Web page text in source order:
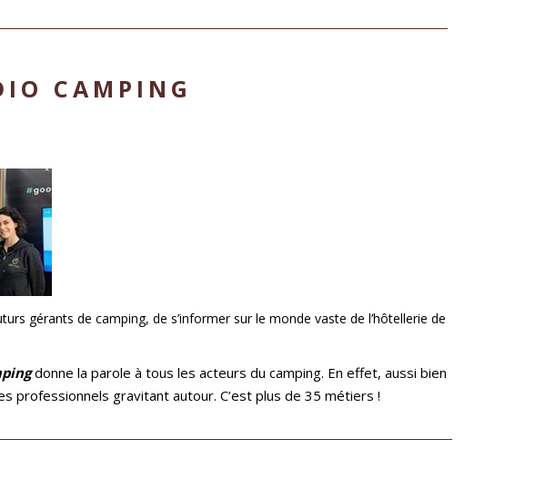
CAMPING
gérants de camping, de s’informer sur le monde vaste de l’hôtellerie de
donne la parole à tous les acteurs du camping. En effet, aussi bien
professionnels gravitant autour. C’est plus de 35 métiers !